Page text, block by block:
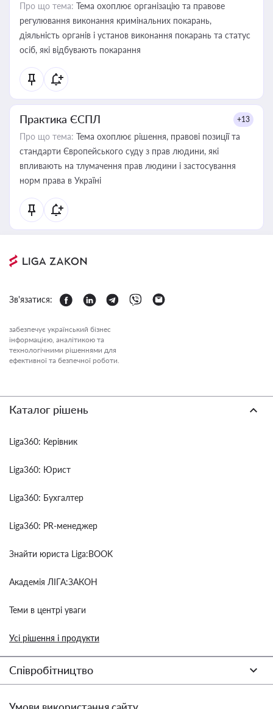
Про що тема: Тема охоплює організацію та правове
регулювання виконання кримінальних покарань,
діяльність органів і установ виконання покарань та статус
осіб, які відбувають покарання
Практика ЄСПЛ +13
Про що тема: Тема охоплює рішення, правові позиції та
стандарти Європейського суду з прав людини, які
впливають на тлумачення прав людини і застосування
норм права в Україні
Зв'язатися:
забезпечує український бізнес
інформацією, аналітикою та
технологічними рішеннями для
ефективної та безпечної роботи.
Каталог рішень
Liga360: Керівник
Liga360: Юрист
Liga360: Бухгалтер
Liga360: PR-менеджер
Знайти юриста Liga:BOOK
Академія ЛІГА:ЗАКОН
Теми в центрі уваги
Усі рішення і продукти
Співробітництво